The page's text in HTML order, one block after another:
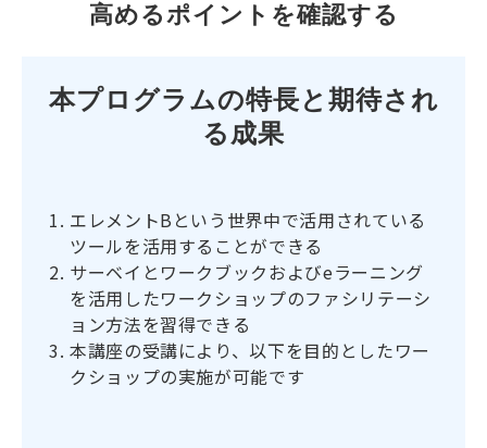
高めるポイントを確認する
本プログラムの特長と期待され
る成果
エレメントBという世界中で活用されている
ツールを活用することができる
サーベイとワークブックおよびeラーニング
を活用したワークショップのファシリテーシ
ョン方法を習得できる
本講座の受講により、以下を目的としたワー
クショップの実施が可能です